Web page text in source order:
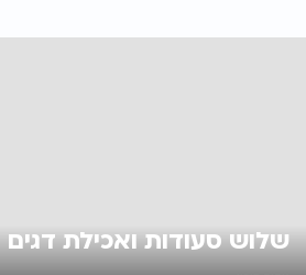
שלוש סעודות ואכילת דגים